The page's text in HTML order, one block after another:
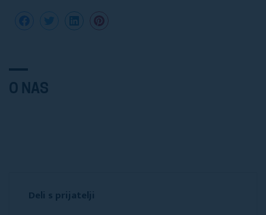
O NAS
Deli s prijatelji